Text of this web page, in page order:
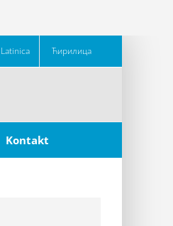
Latinica Ћирилица
Kontakt